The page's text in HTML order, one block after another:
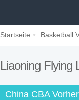
Startseite Basketball
Liaoning Flying
China CBA